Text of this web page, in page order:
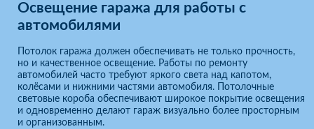
Освещение гаража для работы с
автомобилями
Потолок гаража должен обеспечивать не только прочность,
но и качественное освещение. Работы по ремонту
автомобилей часто требуют яркого света над капотом,
колёсами и нижними частями автомобиля. Потолочные
световые короба обеспечивают широкое покрытие освещения
и одновременно делают гараж визуально более просторным
и организованным.